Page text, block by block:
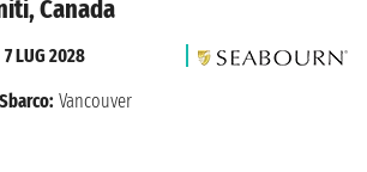
Canada
7 LUG 2028
Sbarco: Vancouver